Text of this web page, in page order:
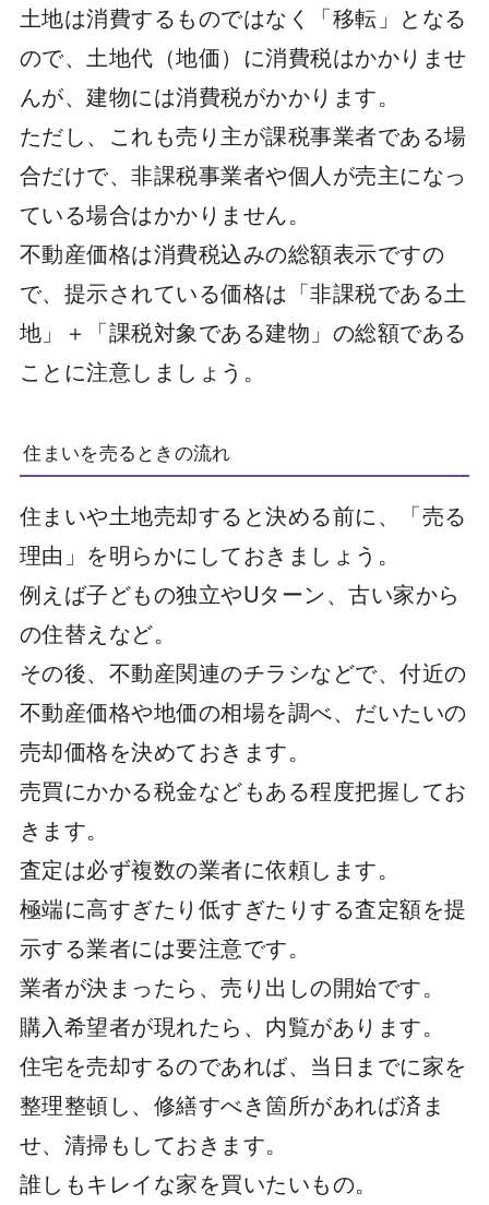
土地は消費するものではなく「移転」となる
ので、土地代（地価）に消費税はかかりませ
んが、建物には消費税がかかります。
ただし、これも売り主が課税事業者である場
合だけで、非課税事業者や個人が売主になっ
ている場合はかかりません。
不動産価格は消費税込みの総額表示ですの
で、提示されている価格は「非課税である土
地」＋「課税対象である建物」の総額である
ことに注意しましょう。
住まいを売るときの流れ
住まいや土地売却すると決める前に、「売る
理由」を明らかにしておきましょう。
例えば子どもの独立やUターン、古い家から
の住替えなど。
その後、不動産関連のチラシなどで、付近の
不動産価格や地価の相場を調べ、だいたいの
売却価格を決めておきます。
売買にかかる税金などもある程度把握してお
きます。
査定は必ず複数の業者に依頼します。
極端に高すぎたり低すぎたりする査定額を提
示する業者には要注意です。
業者が決まったら、売り出しの開始です。
購入希望者が現れたら、内覧があります。
住宅を売却するのであれば、当日までに家を
整理整頓し、修繕すべき箇所があれば済ま
せ、清掃もしておきます。
誰しもキレイな家を買いたいもの。